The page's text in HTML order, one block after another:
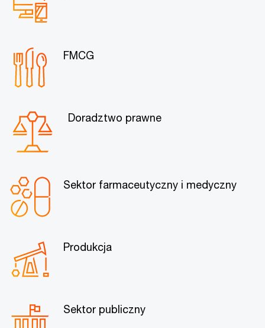
FMCG
Doradztwo prawne
Sektor farmaceutyczny i medyczny
Produkcja
Sektor publiczny